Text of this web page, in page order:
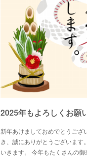
新年あけましておめでとうござ
き、誠にありがとうございま
いきます。 今年もたくさんの